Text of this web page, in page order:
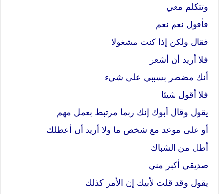
وتتكلم معي
فأقول نعم نعم
فقال ولكن إذا كنت مشغولا
فلا أريد أن أشعر
أنك مضطر بسببي على شيء
فلا أقول شيئا
يقول وقال أبوك إنك ربما مرتبط بعمل مهم
أو على موعد مع شخص ما ولا أريد أن أعطلك
أطل من الشباك
صديقي أكبر مني
يقول وقد قلت لأبيك إن الأمر كذلك